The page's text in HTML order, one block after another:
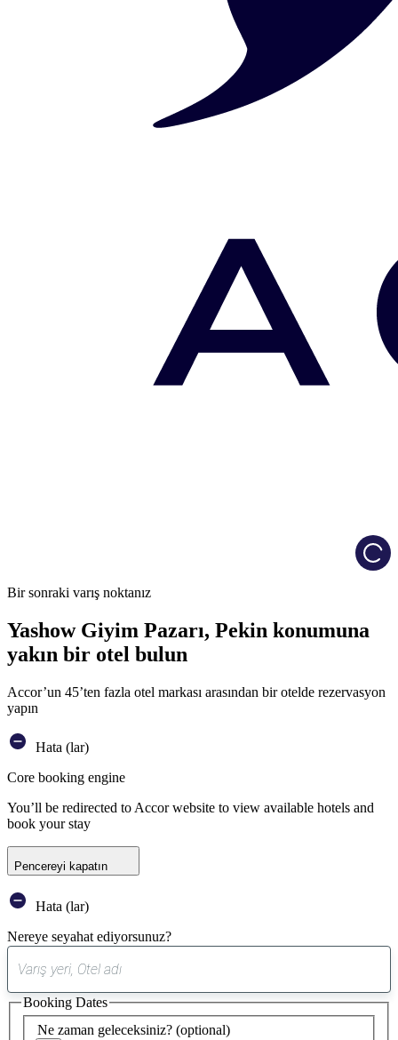
Bir sonraki varış noktanız
Yashow Giyim Pazarı, Pekin konumuna
yakın bir otel bulun
Accor’un 45’ten fazla otel markası arasından bir otelde rezervasyon
yapın
Hata (lar)
Core booking engine
You’ll be redirected to Accor website to view available hotels and
book your stay
Pencereyi kapatın
Hata (lar)
Nereye seyahat ediyorsunuz?
öneri
bulundu
Ne zaman geleceksiniz? (optional)
Booking Dates